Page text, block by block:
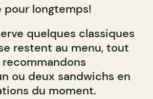
pour longtemps!
quelques classiques
restent au menu, tout
ou deux sandwichs en
du moment.